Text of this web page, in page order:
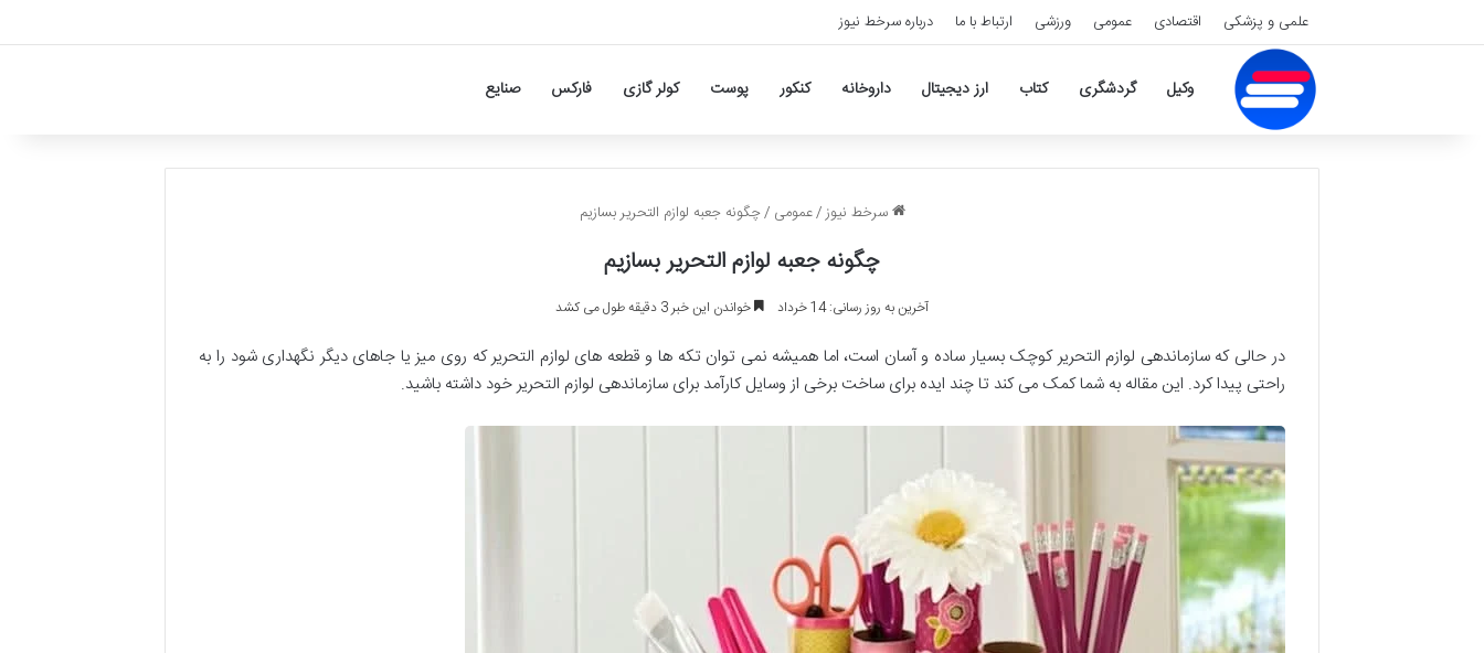
علمی و پزشکی اقتصادی عمومی ورزشی ارتباط با ما درباره سرخط نیوز
وکیل گردشگری کتاب ارز دیجیتال داروخانه کنکور پوست کولر گازی فارکس صنایع
سرخط نیوز/عمومی /چگونه جعبه لوازم التحریر بسازیم
چگونه جعبه لوازم التحریر بسازیم
آخرین به روز رسانی: 14 خرداد خواندن این خبر 3 دقیقه طول می کشد
در حالی که سازماندهی لوازم التحریر کوچک بسیار ساده و آسان است، اما همیشه نمی توان تکه ها و قطعه های لوازم التحریر که روی میز یا جاهای دیگر نگهداری شود را به
راحتی پیدا کرد. این مقاله به شما کمک می کند تا چند ایده برای ساخت برخی از وسایل کارآمد برای سازماندهی لوازم التحریر خود داشته باشید.